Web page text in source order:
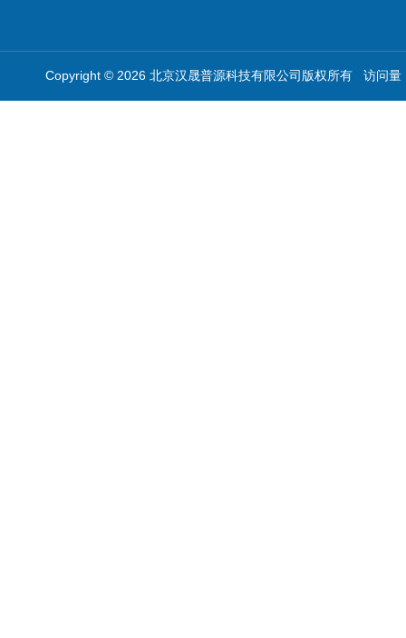
Copyright © 2026 北京汉晟普源科技有限公司版权所有 访问量